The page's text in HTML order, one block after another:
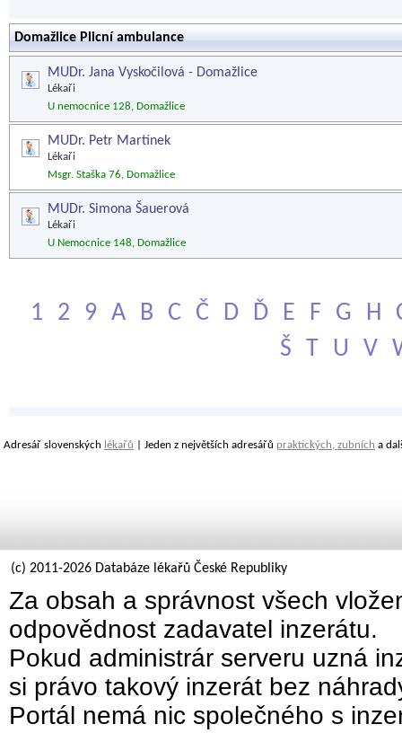
Domažlice Plicní ambulance
MUDr. Jana Vyskočilová - Domažlice
Lékaři
U nemocnice 128, Domažlice
MUDr. Petr Martínek
Lékaři
Msgr. Staška 76, Domažlice
MUDr. Simona Šauerová
Lékaři
U Nemocnice 148, Domažlice
1 2 9 A B C Č D Ď E F G H
Š
T U V
Adresář slovenských lékařů | Jeden z největších adresářů praktických, zubních a
(c) 2011-2026 Databáze lékařů České Republiky
Za obsah a správnost všech
odpovědnost zadavatel inzerátu.
Pokud administrár serveru uzná
si právo takový inzerát bez
Portál nemá nic společného s